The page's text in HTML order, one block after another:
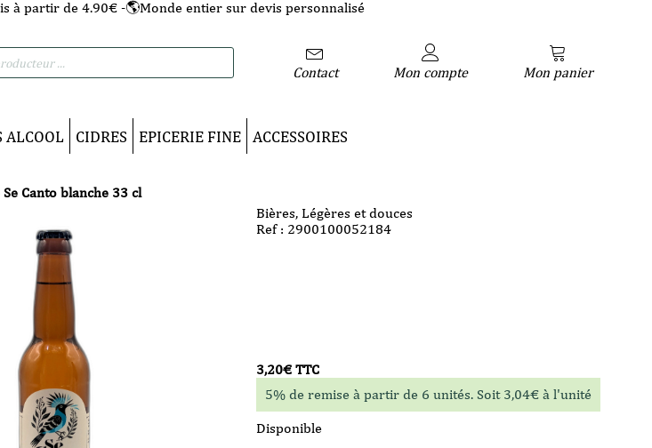
à partir de 4.90€ -🌎Monde entier sur devis personnalisé
Contact Mon compte Mon panier
ALCOOL CIDRES EPICERIE FINE ACCESSOIRES
Canto blanche 33 cl
Bières, Légères et douces
Ref : 2900100052184
3,20€ TTC
5% de remise à partir de 6 unités. Soit 3,04€ à l'unité
Disponible